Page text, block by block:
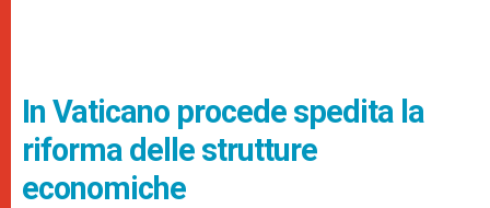
In Vaticano procede spedita la
riforma delle strutture
economiche